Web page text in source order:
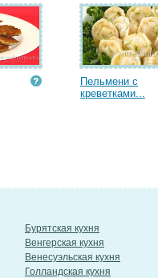
Пельмени с
креветками...
Бурятская кухня
Венгерская кухня
Венесуэльская кухня
Голландская кухня